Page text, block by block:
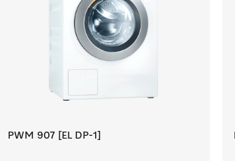
PWM 907 [EL DP-1]